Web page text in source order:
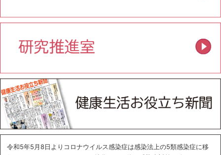
令和5年5月8日よりコロナウイルス感染症は感染法上の5類感染症に移